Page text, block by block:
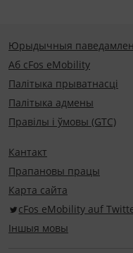
Юрыдычныя
Аб cFos eMobility
Палітыка прыватнасці
Палітыка адмены
Правілы і ўмовы (GTC)
Кантакт
Прапановы працы
Карта сайта
cFos eMobility auf
Іншыя мовы